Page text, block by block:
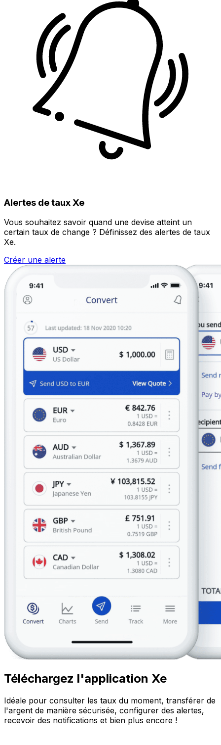
Alertes de taux Xe
Vous souhaitez savoir quand une devise atteint un
certain taux de change ? Définissez des alertes de taux
Xe.
Créer une alerte
Téléchargez l'application Xe
Idéale pour consulter les taux du moment, transférer de
l'argent de manière sécurisée, configurer des alertes,
recevoir des notifications et bien plus encore !